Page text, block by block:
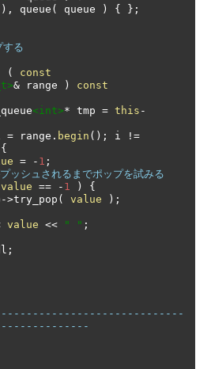
), queue ( queue ) { };
(
const
& range )
const
<int>* tmp = this -
= range . begin (); i
!=
{
= - 1 ;
ッシュされるまでポップを試みる
value == - 1 )
{
->try_pop ( value
);
value << " " ;
;